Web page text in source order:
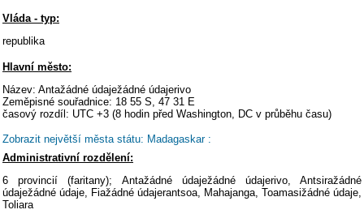
Vláda - typ:
republika
Hlavní město:
Název: Antažádné údaježádné údajerivo
Zeměpisné souřadnice: 18 55 S, 47 31 E
časový rozdíl: UTC +3 (8 hodin před Washington, DC v průběhu času)
Zobrazit největší města státu: Madagaskar :
Administrativní rozdělení:
6 provincií (faritany); Antažádné údaježádné údajerivo, Antsiražádné
údaježádné údaje, Fiažádné údajerantsoa, Mahajanga, Toamasižádné údaje,
Toliara